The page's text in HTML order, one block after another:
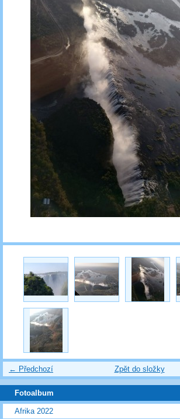
← Předchozí Zpět do složky
Fotoalbum
Afrika 2022